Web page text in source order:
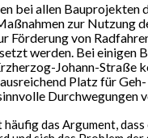
bei allen Bauprojekten
zur Nutzung
Förderung von
werden. Bei einigen
Johann-Straße
Platz für
Durchwegungen
das Argument, dass